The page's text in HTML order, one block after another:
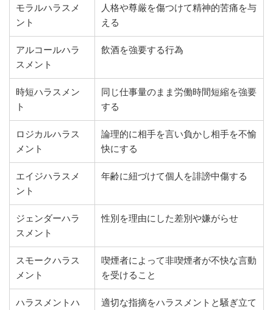
モラルハラスメ
ント
人格や尊厳を傷つけて精神的苦痛を与
える
アルコールハラ
スメント
飲酒を強要する行為
時短ハラスメン
ト
同じ仕事量のまま労働時間短縮を強要
する
ロジカルハラス
メント
論理的に相手を言い負かし相手を不愉
快にする
エイジハラスメ
ント
年齢に紐づけて個人を誹謗中傷する
ジェンダーハラ
スメント
性別を理由にした差別や嫌がらせ
スモークハラス
メント
喫煙者によって非喫煙者が不快な言動
を受けること
ハラスメントハ 適切な指摘をハラスメントと騒ぎ立て